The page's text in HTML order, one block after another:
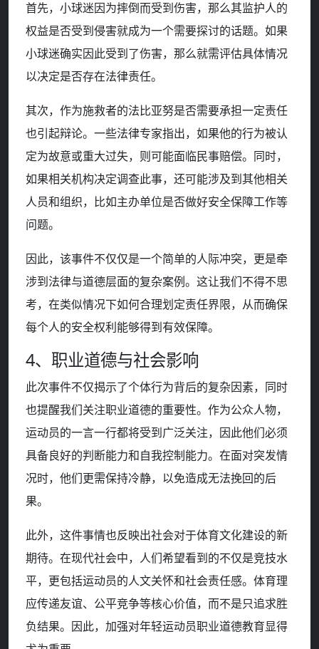
首先，小球迷因为摔倒而受到伤害，那么其监护人的
权益是否受到侵害就成为一个需要探讨的话题。如果
小球迷确实因此受到了伤害，那么就需评估具体情况
以决定是否存在法律责任。
其次，作为施救者的法比亚努是否需要承担一定责任
也引起辩论。一些法律专家指出，如果他的行为被认
定为故意或重大过失，则可能面临民事赔偿。同时，
如果相关机构决定调查此事，还可能涉及到其他相关
人员和组织，比如主办单位是否做好安全保障工作等
问题。
因此，该事件不仅仅是一个简单的人际冲突，更是牵
涉到法律与道德层面的复杂案例。这让我们不得不思
考，在类似情况下如何合理划定责任界限，从而确保
每个人的安全权利能够得到有效保障。
4、职业道德与社会影响
此次事件不仅揭示了个体行为背后的复杂因素，同时
也提醒我们关注职业道德的重要性。作为公众人物，
运动员的一言一行都将受到广泛关注，因此他们必须
具备良好的判断能力和自我控制能力。在面对突发情
况时，他们更需保持冷静，以免造成无法挽回的后
果。
此外，这件事情也反映出社会对于体育文化建设的新
期待。在现代社会中，人们希望看到的不仅是竞技水
平，更包括运动员的人文关怀和社会责任感。体育理
应传递友谊、公平竞争等核心价值，而不是只追求胜
负结果。因此，加强对年轻运动员职业道德教育显得